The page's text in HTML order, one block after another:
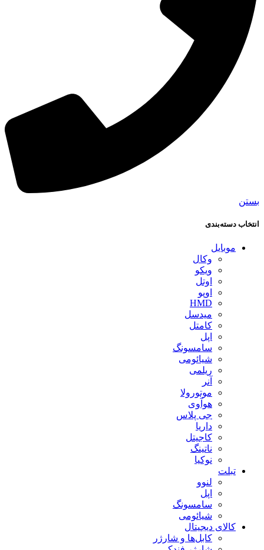
بستن
انتخاب دسته‌بندی
موبایل
وکال
ویکو
اوتل
اوپو
HMD
میدسل
کامتل
اپل
سامسونگ
شیائومی
ریلمی
آنر
موتورولا
هوآوی
جی پلاس
داریا
کاجیتل
ناتینگ
نوکیا
تبلت
لنوو
اپل
سامسونگ
شیائومی
کالای دیجیتال
کابل‌ها و شارژر